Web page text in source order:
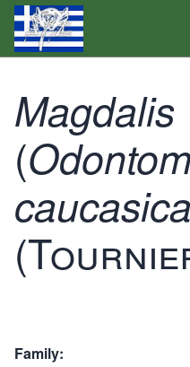
Activities
Magdalis
(
caucasica
Family